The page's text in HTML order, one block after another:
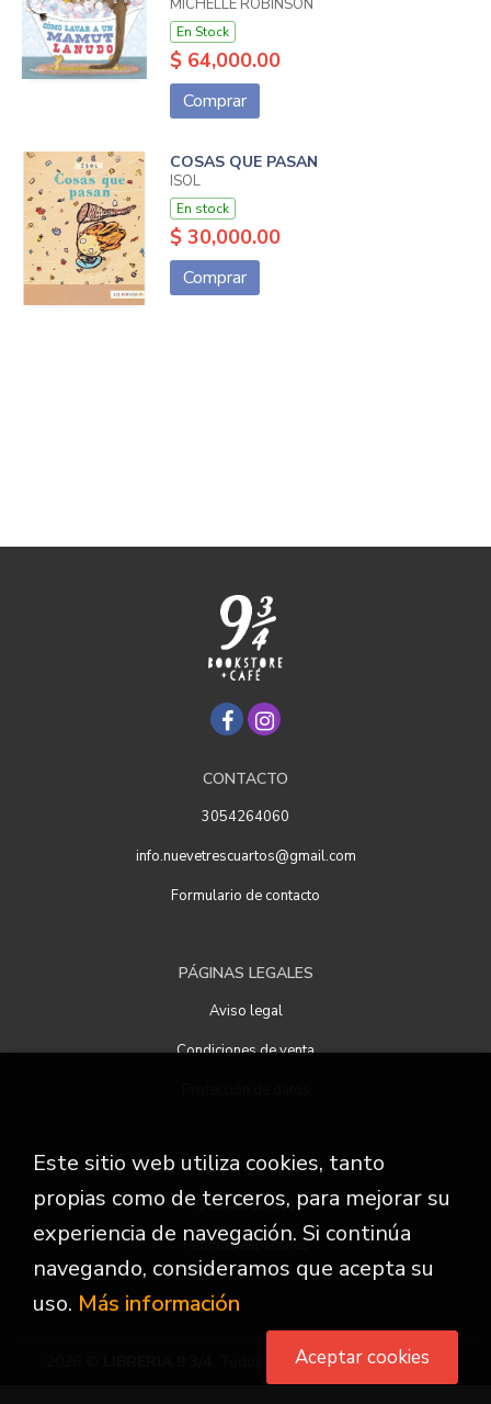
MICHELLE ROBINSON
En Stock
$ 64,000.00
Comprar
COSAS QUE PASAN
ISOL
En stock
$ 30,000.00
Comprar
CONTACTO
3054264060
info.nuevetrescuartos@gmail.com
Formulario de contacto
PÁGINAS LEGALES
Aviso legal
Condiciones de venta
ATENCIÓN AL CLIENTE
Quiénes somos
Pedidos especiales
. Todos los Derechos Reservados
Este sitio web utiliza cookies, tanto
propias como de terceros, para mejorar su
experiencia de navegación. Si continúa
navegando, consideramos que acepta su
uso. Más información
Aceptar cookies